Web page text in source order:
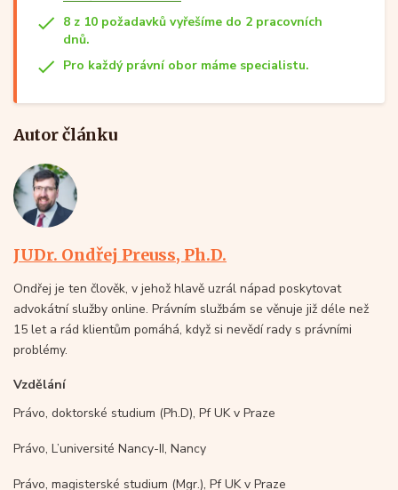
8 z 10 požadavků vyřešíme do 2 pracovních
dnů.
Pro každý právní obor máme specialistu.
Autor článku
JUDr. Ondřej Preuss, Ph.D.
Ondřej je ten člověk, v jehož hlavě uzrál nápad poskytovat
advokátní služby online. Právním službám se věnuje již déle než
15 let a rád klientům pomáhá, když si nevědí rady s právními
problémy.
Vzdělání
Právo, doktorské studium (Ph.D), Pf UK v Praze
Právo, L’université Nancy-II, Nancy
Právo, magisterské studium (Mgr.), Pf UK v Praze